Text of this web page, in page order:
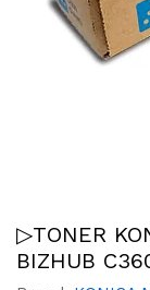
▷TONER
BIZHUB